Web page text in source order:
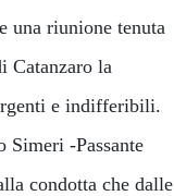
una riunione tenuta
Catanzaro la
e indifferibili.
Simeri -Passante
condotta che dalle